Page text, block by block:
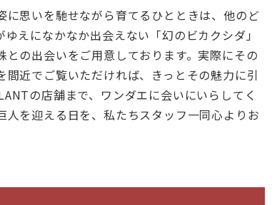
思いを馳せながら育てるひとときは、他のど
えになかなか出会えない「幻のビカクシダ」
の出会いをご用意しております。実際にその
近でご覧いただければ、きっとその魅力に引
の店舗まで、ワンダエに会いにいらしてく
を迎える日を、私たちスタッフ一同心よりお